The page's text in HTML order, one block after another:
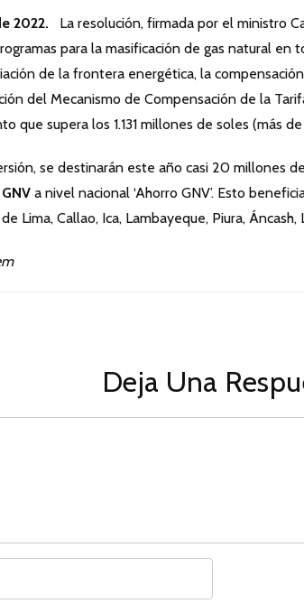
2022. La resolución, firmada por el ministro
para la masificación de gas natural en
de la frontera energética, la
del Mecanismo de Compensación de la
que supera los 1.131 millones de soles (más
se destinarán este año casi 20 millones
a nivel nacional ‘Ahorro GNV’. Esto
Lima, Callao, Ica, Lambayeque, Piura, Áncash,
Deja Una